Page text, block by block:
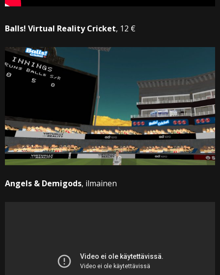
Balls! Virtual Reality Cricket, 12 €
Angels & Demigods, ilmainen